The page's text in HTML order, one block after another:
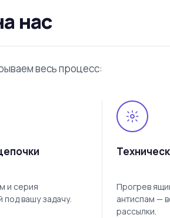
нас
весь процесс:
и серия
под вашу задачу.
Прогрев
антиспам —
рассылки.